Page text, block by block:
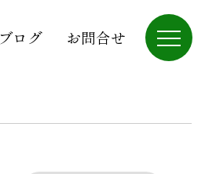
ブログ お問合せ